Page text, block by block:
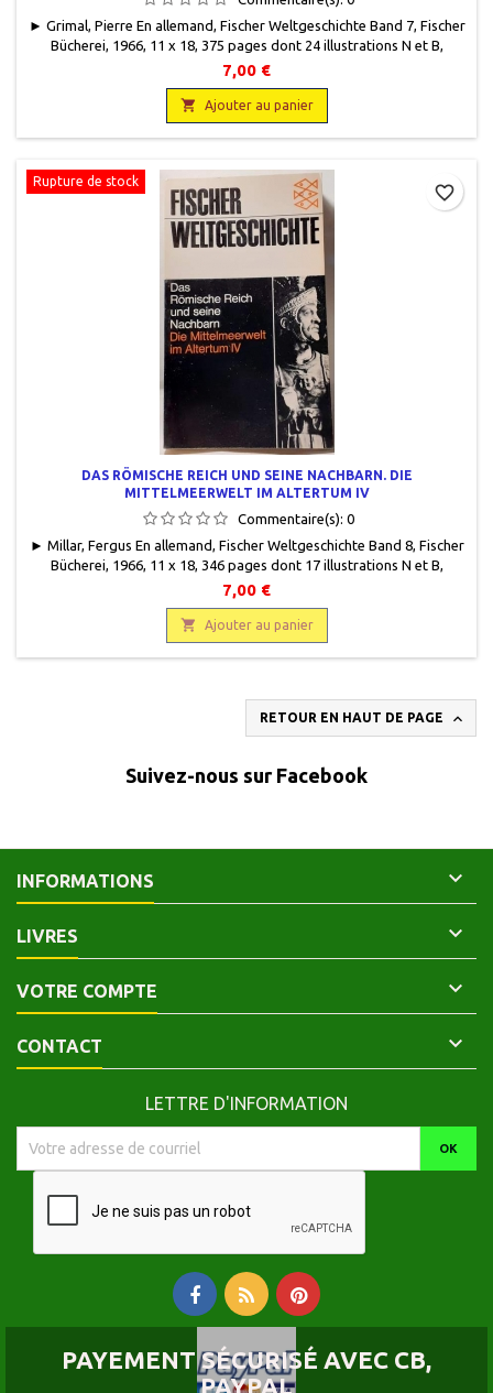
► Grimal, Pierre En allemand, Fischer Weltgeschichte Band 7, Fischer
Bücherei, 1966, 11 x 18, 375 pages dont 24 illustrations N et B,
broché, occasion.Bon état. Bords des pages légèrement jaunies.
7,00 €
 Ajouter au panier
Rupture de stock
DAS RÖMISCHE REICH UND SEINE NACHBARN. DIE
MITTELMEERWELT IM ALTERTUM IV
Commentaire(s): 0
► Millar, Fergus En allemand, Fischer Weltgeschichte Band 8, Fischer
Bücherei, 1966, 11 x 18, 346 pages dont 17 illustrations N et B,
broché, occasion.Bon état.
7,00 €
 Ajouter au panier
favorite_border
RETOUR EN HAUT DE PAGE 
Suivez-nous sur Facebook
INFORMATIONS 
LIVRES 
VOTRE COMPTE 
CONTACT 
LETTRE D'INFORMATION
PAYEMENT SÉCURISÉ AVEC CB,
PAYPAL